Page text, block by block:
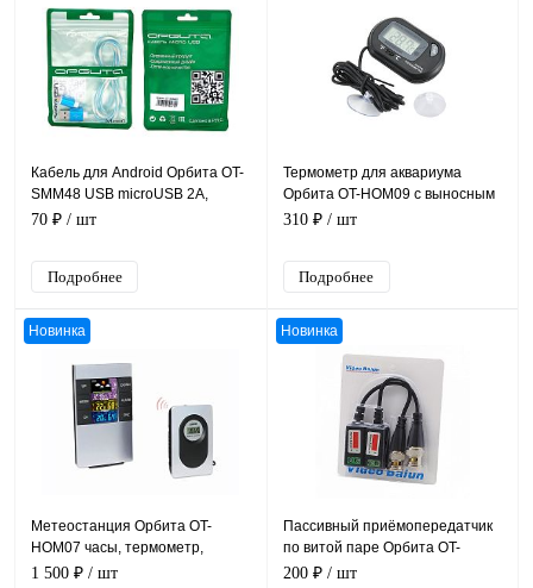
Кабель для Android Орбита OT-
SMM48 USB microUSB 2A,
силикон, длина 1 м
70 ₽ / шт
Подробнее
Термометр для аквариума
Орбита OT-HOM09 с выносным
датчиком, -50 +70°С
310 ₽ / шт
Подробнее
Новинка
Метеостанция Орбита OT-
HOM07 часы, термометр,
гигрометр с беспроводным
1 500 ₽ / шт
Новинка
Пассивный приёмопередатчик
по витой паре Орбита OT-
VNP23, под винт, передача 400-
200 ₽ / шт